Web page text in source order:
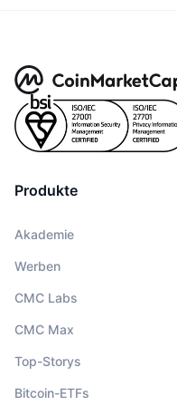
Produkte
Akademie
Werben
CMC Labs
CMC Max
Top-Storys
Bitcoin-ETFs